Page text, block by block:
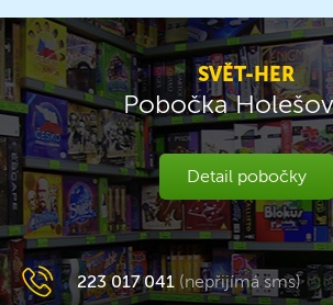
SVĚT-HER
Pobočka
Detail pobočky
223 017 041 (nepřijímá sms)